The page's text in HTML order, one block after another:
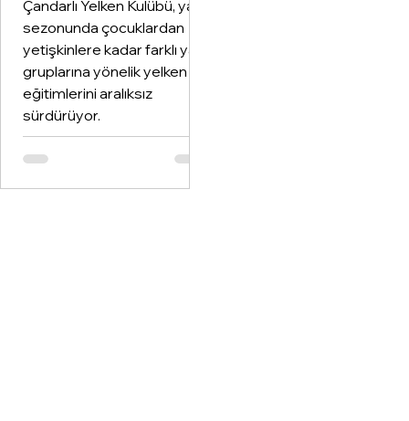
Çandarlı Yelken Kulübü, yaz
sezonunda çocuklardan
yetişkinlere kadar farklı yaş
gruplarına yönelik yelken
eğitimlerini aralıksız
sürdürüyor.